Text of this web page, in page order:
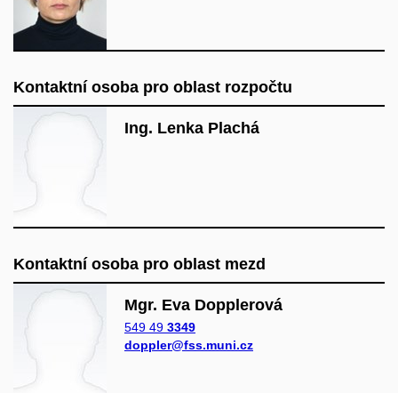
Kontaktní osoba pro oblast rozpočtu
Ing. Lenka Plachá
Kontaktní osoba pro oblast mezd
Mgr. Eva Dopplerová
549 49 3349
doppler@fss.muni.cz